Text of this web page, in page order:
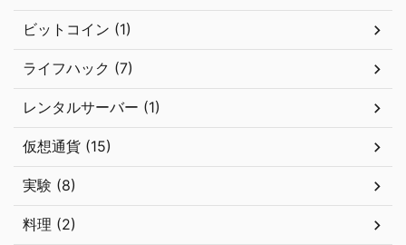
ビットコイン (1)
ライフハック (7)
レンタルサーバー (1)
仮想通貨 (15)
実験 (8)
料理 (2)